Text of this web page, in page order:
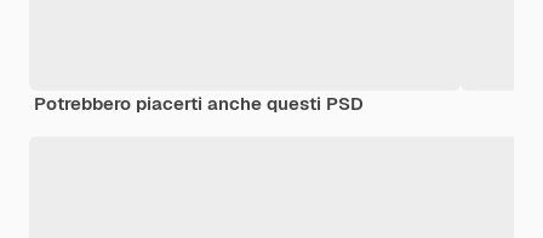
Potrebbero piacerti anche questi PSD